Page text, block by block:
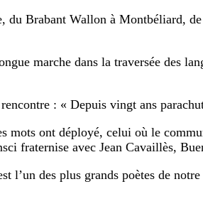
Brabant Wallon à Montbéliard,
marche dans la traversée des
: « Depuis vingt ans
mots ont déployé, celui où le
fraternise avec Jean Cavaillès,
l’un des plus grands poètes de notre